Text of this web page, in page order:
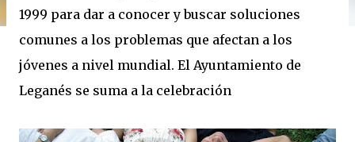
1999 para dar a conocer y buscar soluciones
comunes a los problemas que afectan a los
jóvenes a nivel mundial. El Ayuntamiento de
Leganés se suma a la celebración